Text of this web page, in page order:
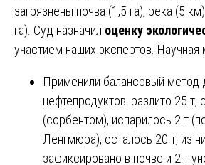
загрязнены почва (1,5 га), река (5
га). Суд назначил оценку
участием наших экспертов. Научная
Применили балансовый метод
нефтепродуктов: разлито 25 т,
(сорбентом), испарилось 2 т
Ленгмюра), осталось 20 т, из
зафиксировано в почве и 2 т